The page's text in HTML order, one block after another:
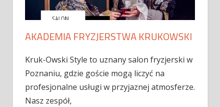
AKADEMIA FRYZJERSTWA KRUKOWSKI
Kruk-Owski Style to uznany salon fryzjerski w
Poznaniu, gdzie goście mogą liczyć na
profesjonalne usługi w przyjaznej atmosferze.
Nasz zespół,